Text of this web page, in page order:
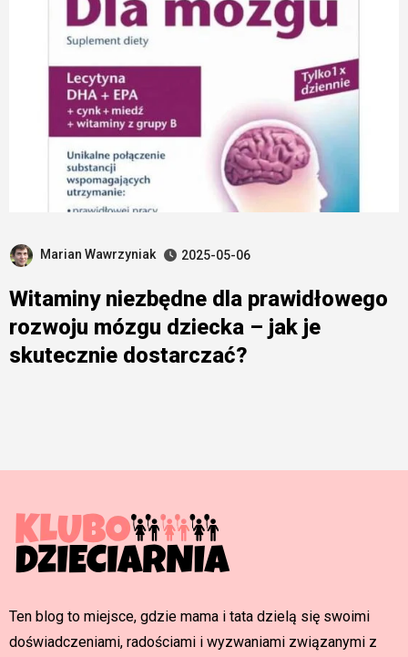
Marian Wawrzyniak 2025-05-06
Witaminy niezbędne dla prawidłowego
rozwoju mózgu dziecka – jak je
skutecznie dostarczać?
Ten blog to miejsce, gdzie mama i tata dzielą się swoimi
doświadczeniami, radościami i wyzwaniami związanymi z